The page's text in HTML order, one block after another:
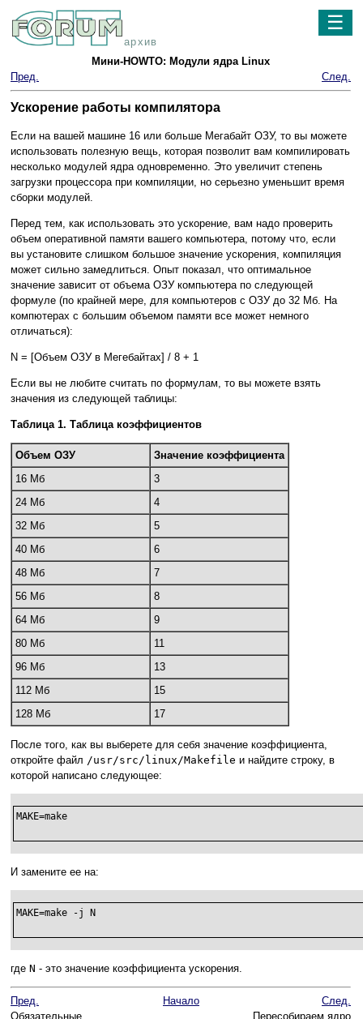
архив
☰
Мини-HOWTO: Модули ядра Linux
Пред.
След.
Ускорение работы компилятора
Если на вашей машине 16 или больше Мегабайт ОЗУ, то вы можете
использовать полезную вещь, которая позволит вам компилировать
несколько модулей ядра одновременно. Это увеличит степень
загрузки процессора при компиляции, но серьезно уменьшит время
сборки модулей.
Перед тем, как использовать это ускорение, вам надо проверить
объем оперативной памяти вашего компьютера, потому что, если
вы установите слишком большое значение ускорения, компиляция
может сильно замедлиться. Опыт показал, что оптимальное
значение зависит от объема ОЗУ компьютера по следующей
формуле (по крайней мере, для компьютеров с ОЗУ до 32 Мб. На
компютерах с большим объемом памяти все может немного
отличаться):
N = [Объем ОЗУ в Мегебайтах] / 8 + 1
Если вы не любите считать по формулам, то вы можете взять
значения из следующей таблицы:
Таблица 1. Таблица коэффициентов
Объем ОЗУ
Значение коэффициента
16 Мб
3
24 Мб
4
32 Мб
5
40 Мб
6
48 Мб
7
56 Мб
8
64 Мб
9
80 Мб
11
96 Мб
13
112 Мб
15
128 Мб
17
После того, как вы выберете для себя значение коэффициента,
откройте файл /usr/src/linux/Makefile и найдите строку, в
которой написано следующее:
MAKE=make
И замените ее на:
MAKE=make -j N
где N - это значение коэффициента ускорения.
Пред. Начало
След.
Обязательные
Пересобираем ядро